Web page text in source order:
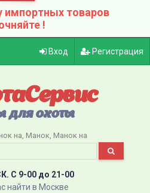
импортных товаров
!
Вход Регистрация
для охоты
на Манок Манок на
C 9-00 до 21-00
найти в Москве